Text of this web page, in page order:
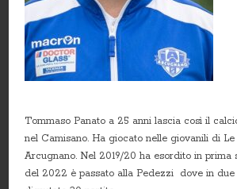
Tommaso Panato a 25 anni lascia così il
nel Camisano. Ha giocato nelle giovanili di
Arcugnano. Nel 2019/20 ha esordito in prima
del 2022 è passato alla Pedezzi dove in due